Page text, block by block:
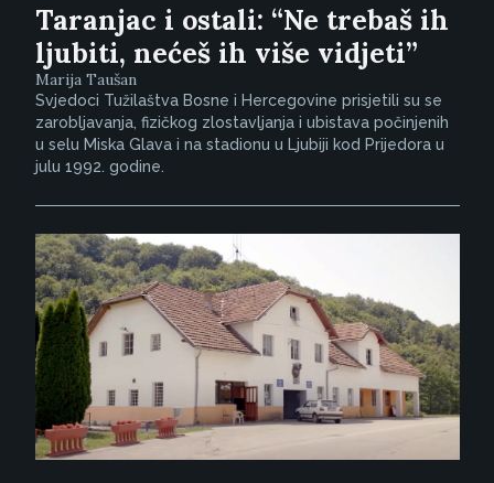
Taranjac i ostali: “Ne trebaš ih
ljubiti, nećeš ih više vidjeti”
Marija Taušan
Svjedoci Tužilaštva Bosne i Hercegovine prisjetili su se
zarobljavanja, fizičkog zlostavljanja i ubistava počinjenih
u selu Miska Glava i na stadionu u Ljubiji kod Prijedora u
julu 1992. godine.